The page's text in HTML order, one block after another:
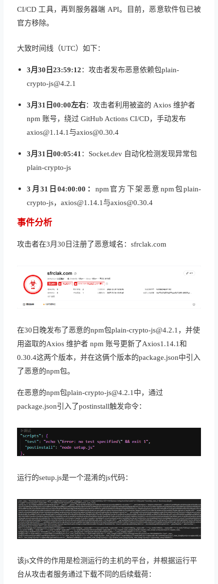
CI/CD 工具，再到服务器端 API。 目前， 恶意软件包已被
官方移除。
大致时间线（UTC） 如下：
3月30日23:59:12：攻击者发布恶意依赖包plain-
crypto-js@4.2.1
3月31日00:00左右：攻击者利用被盗的 Axios 维护者
npm 账号，绕过 GitHub Actions CI/CD，手动发布
axios@1.14.1与axios@0.30.4
3月31日00:05:41 ：Socket.dev 自动化检测发现异常包
plain-crypto-js
3月31日04:00:00： npm官方下架恶意npm包plain-
crypto-js，axios@1.14.1与axios@0.30.4
事件分析
攻击者在3月30 日注册了恶意域名 ： sfrclak.com
在30 日 晚发布了恶意的npm包plain-crypto-js@4.2.1 ， 并使
用盗取的Axios 维护者 npm 账号更新了Axios1 .14.1和
0.30.4这两个版本， 并在这俩个版本的package.json中引入
了恶意的npm包。
在恶意的npm包plain-crypto-js@4.2.1 中， 通过
package.json引入 了postinstall触发命令：
运行的setup.js是一个混淆的js代码：
该js文件的作用是检测运行的主机的平台， 并根据运行平
台从攻击者服务通过下载不同 的后续载荷：